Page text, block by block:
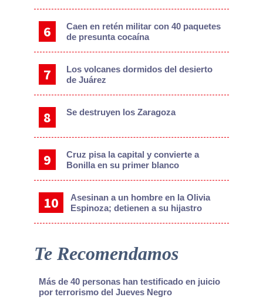
Caen en retén militar con 40 paquetes
de presunta cocaína
Los volcanes dormidos del desierto
de Juárez
Se destruyen los Zaragoza
Cruz pisa la capital y convierte a
Bonilla en su primer blanco
Asesinan a un hombre en la Olivia
Espinoza; detienen a su hijastro
Te Recomendamos
Más de 40 personas han testificado en juicio
por terrorismo del Jueves Negro